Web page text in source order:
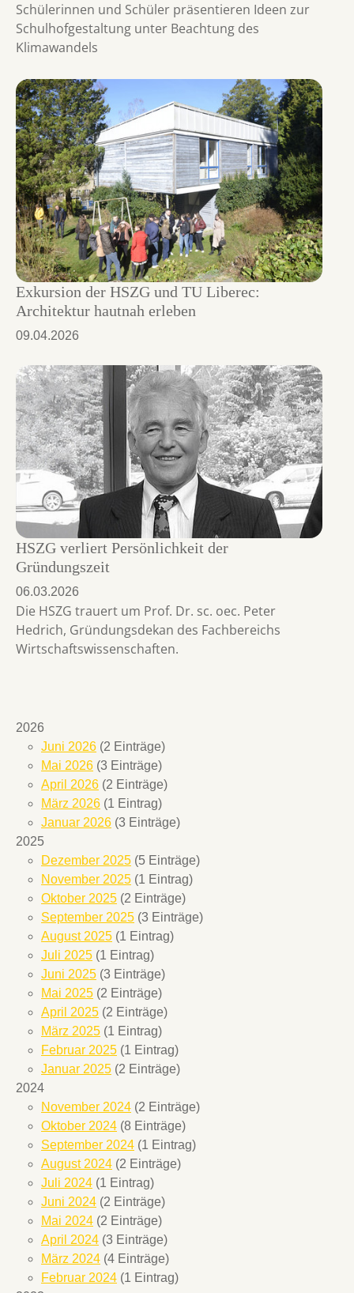
Schülerinnen und Schüler präsentieren Ideen zur
Schulhofgestaltung unter Beachtung des
Klimawandels
Exkursion der HSZG und TU Liberec:
Architektur hautnah erleben
09.04.2026
HSZG verliert Persönlichkeit der
Gründungszeit
06.03.2026
Die HSZG trauert um Prof. Dr. sc. oec. Peter
Hedrich, Gründungsdekan des Fachbereichs
Wirtschaftswissenschaften.
2026
Juni 2026 (2 Einträge)
Mai 2026 (3 Einträge)
April 2026 (2 Einträge)
März 2026 (1 Eintrag)
Januar 2026 (3 Einträge)
2025
Dezember 2025 (5 Einträge)
November 2025 (1 Eintrag)
Oktober 2025 (2 Einträge)
September 2025 (3 Einträge)
August 2025 (1 Eintrag)
Juli 2025 (1 Eintrag)
Juni 2025 (3 Einträge)
Mai 2025 (2 Einträge)
April 2025 (2 Einträge)
März 2025 (1 Eintrag)
Februar 2025 (1 Eintrag)
Januar 2025 (2 Einträge)
2024
November 2024 (2 Einträge)
Oktober 2024 (8 Einträge)
September 2024 (1 Eintrag)
August 2024 (2 Einträge)
Juli 2024 (1 Eintrag)
Juni 2024 (2 Einträge)
Mai 2024 (2 Einträge)
April 2024 (3 Einträge)
März 2024 (4 Einträge)
Februar 2024 (1 Eintrag)